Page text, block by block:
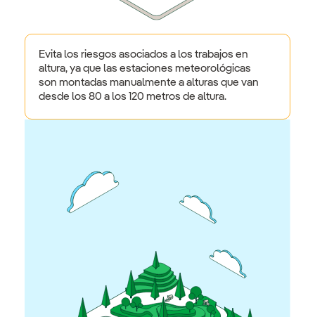
Evita los riesgos asociados a los trabajos en
altura, ya que las estaciones meteorológicas
son montadas manualmente a alturas que van
desde los 80 a los 120 metros de altura.